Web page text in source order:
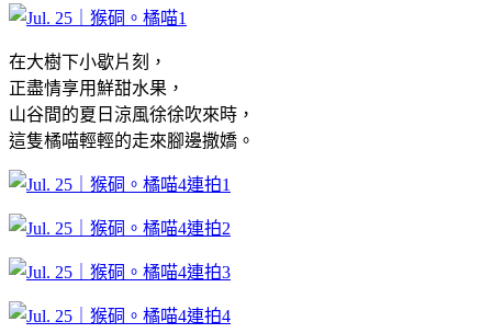
在大樹下小歇片刻，
正盡情享用鮮甜水果，
山谷間的夏日涼風徐徐吹來時，
這隻橘喵輕輕的走來腳邊撒嬌。